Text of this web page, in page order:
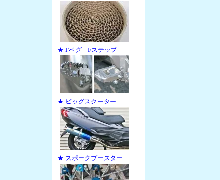
★ Fペグ Fステップ
★ ビッグスクーター
★ スポークブースター